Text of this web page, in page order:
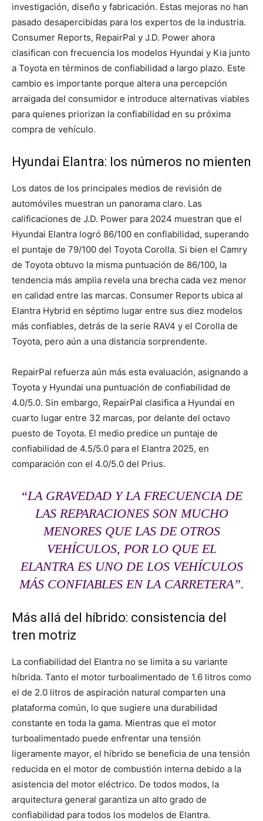
investigación, diseño y fabricación. Estas mejoras no han
pasado desapercibidas para los expertos de la industria.
Consumer Reports, RepairPal y J.D. Power ahora
clasifican con frecuencia los modelos Hyundai y Kia junto
a Toyota en términos de confiabilidad a largo plazo. Este
cambio es importante porque altera una percepción
arraigada del consumidor e introduce alternativas viables
para quienes priorizan la confiabilidad en su próxima
compra de vehículo.
Hyundai Elantra: los números no mienten
Los datos de los principales medios de revisión de
automóviles muestran un panorama claro. Las
calificaciones de J.D. Power para 2024 muestran que el
Hyundai Elantra logró 86/100 en confiabilidad, superando
el puntaje de 79/100 del Toyota Corolla. Si bien el Camry
de Toyota obtuvo la misma puntuación de 86/100, la
tendencia más amplia revela una brecha cada vez menor
en calidad entre las marcas. Consumer Reports ubica al
Elantra Hybrid en séptimo lugar entre sus diez modelos
más confiables, detrás de la serie RAV4 y el Corolla de
Toyota, pero aún a una distancia sorprendente.
RepairPal refuerza aún más esta evaluación, asignando a
Toyota y Hyundai una puntuación de confiabilidad de
4.0/5.0. Sin embargo, RepairPal clasifica a Hyundai en
cuarto lugar entre 32 marcas, por delante del octavo
puesto de Toyota. El medio predice un puntaje de
confiabilidad de 4.5/5.0 para el Elantra 2025, en
comparación con el 4.0/5.0 del Prius.
“LA GRAVEDAD Y LA FRECUENCIA DE
LAS REPARACIONES SON MUCHO
MENORES QUE LAS DE OTROS
VEHÍCULOS, POR LO QUE EL
ELANTRA ES UNO DE LOS VEHÍCULOS
MÁS CONFIABLES EN LA CARRETERA”.
Más allá del híbrido: consistencia del
tren motriz
La confiabilidad del Elantra no se limita a su variante
híbrida. Tanto el motor turboalimentado de 1.6 litros como
el de 2.0 litros de aspiración natural comparten una
plataforma común, lo que sugiere una durabilidad
constante en toda la gama. Mientras que el motor
turboalimentado puede enfrentar una tensión
ligeramente mayor, el híbrido se beneficia de una tensión
reducida en el motor de combustión interna debido a la
asistencia del motor eléctrico. De todos modos, la
arquitectura general garantiza un alto grado de
confiabilidad para todos los modelos de Elantra.